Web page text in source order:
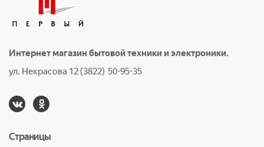
Интернет магазин бытовой техники и электроники.
ул. Некрасова 12 (3822) 50-95-35
Страницы